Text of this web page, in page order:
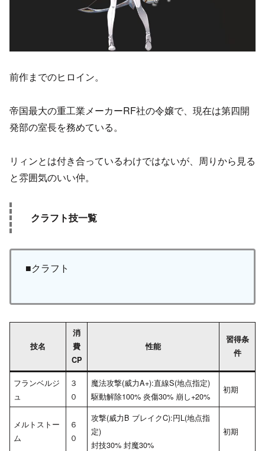
前作までのヒロイン。
帝国最大の重工業メーカーRF社の令嬢で、現在は第四開
発部の室長を務めている。
リィンとは付き合っているわけではないが、周りから見る
と雰囲気のいい仲。
クラフト技一覧
■クラフト
技名
消
費
CP
性能
習得条
件
フランベルジ
ュ
３
０
魔法攻撃(威力A+):直線S(地点指定)
駆動解除100% 炎傷30% 崩し+20%
初期
メルトストー
ム
６
０
攻撃(威力B ブレイクC):円L(地点指
定)
封技30% 封魔30%
初期